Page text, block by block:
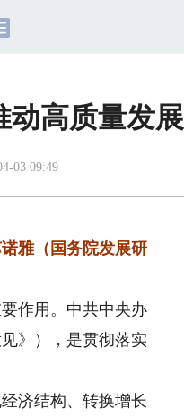
动高质量发展
03 09:49
雅（国务院发展研
作用。中共中央办
》），是贯彻落实
济结构、转换增长